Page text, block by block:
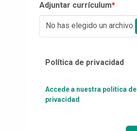
Adjuntar currículum*
No has elegido un archivo
Política de privacidad
Accede a nuestra política de
privacidad